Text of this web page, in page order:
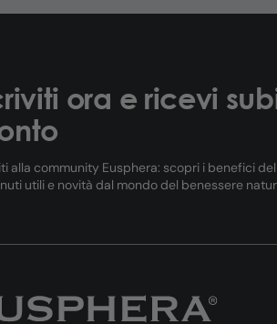
ora e ricevi
alla community Eusphera: scopri i benefici
utili e novità dal mondo del benessere